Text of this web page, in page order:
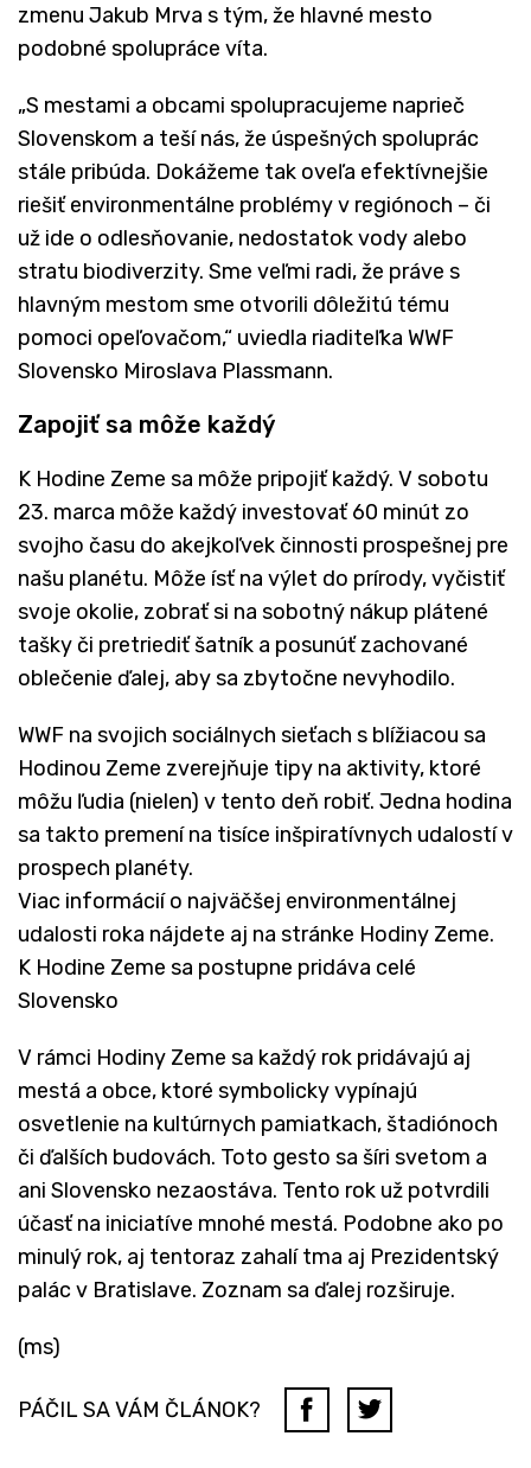
zmenu Jakub Mrva s tým, že hlavné mesto
podobné spolupráce víta.
„S mestami a obcami spolupracujeme naprieč
Slovenskom a teší nás, že úspešných spoluprác
stále pribúda. Dokážeme tak oveľa efektívnejšie
riešiť environmentálne problémy v regiónoch – či
už ide o odlesňovanie, nedostatok vody alebo
stratu biodiverzity. Sme veľmi radi, že práve s
hlavným mestom sme otvorili dôležitú tému
pomoci opeľovačom,“ uviedla riaditeľka WWF
Slovensko Miroslava Plassmann.
Zapojiť sa môže každý
K Hodine Zeme sa môže pripojiť každý. V sobotu
23. marca môže každý investovať 60 minút zo
svojho času do akejkoľvek činnosti prospešnej pre
našu planétu. Môže ísť na výlet do prírody, vyčistiť
svoje okolie, zobrať si na sobotný nákup plátené
tašky či pretriediť šatník a posunúť zachované
oblečenie ďalej, aby sa zbytočne nevyhodilo.
WWF na svojich sociálnych sieťach s blížiacou sa
Hodinou Zeme zverejňuje tipy na aktivity, ktoré
môžu ľudia (nielen) v tento deň robiť. Jedna hodina
sa takto premení na tisíce inšpiratívnych udalostí v
prospech planéty.
Viac informácií o najväčšej environmentálnej
udalosti roka nájdete aj na stránke Hodiny Zeme.
K Hodine Zeme sa postupne pridáva celé
Slovensko
V rámci Hodiny Zeme sa každý rok pridávajú aj
mestá a obce, ktoré symbolicky vypínajú
osvetlenie na kultúrnych pamiatkach, štadiónoch
či ďalších budovách. Toto gesto sa šíri svetom a
ani Slovensko nezaostáva. Tento rok už potvrdili
účasť na iniciatíve mnohé mestá. Podobne ako po
minulý rok, aj tentoraz zahalí tma aj Prezidentský
palác v Bratislave. Zoznam sa ďalej rozširuje.
(ms)
PÁČIL SA VÁM ČLÁNOK?